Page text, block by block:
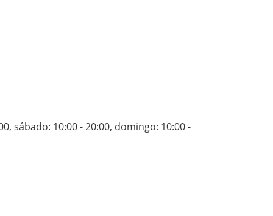
, sábado: 10:00 - 20:00, domingo: 10:00 -